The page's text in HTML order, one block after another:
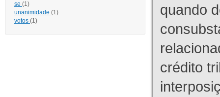
se (1)
unanimidade (1)
votos (1)
quando
crédito